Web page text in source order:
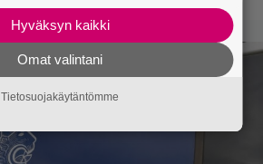
Hyväksyn kaikki
Omat valintani
Tietosuojakäytäntömme